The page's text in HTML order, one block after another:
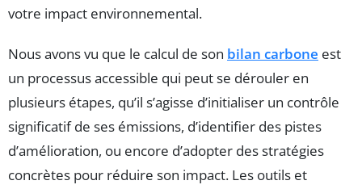
votre impact environnemental.
Nous avons vu que le calcul de son bilan carbone est
un processus accessible qui peut se dérouler en
plusieurs étapes, qu’il s’agisse d’initialiser un contrôle
significatif de ses émissions, d’identifier des pistes
d’amélioration, ou encore d’adopter des stratégies
concrètes pour réduire son impact. Les outils et